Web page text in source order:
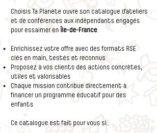
Choisis Ta Planète ouvre son catalogue d’ateliers
et de conférences aux indépendants engagés
pour essaimer en Île-de-France.
Enrichissez votre offre avec des formats RSE
clés en main, testés et reconnus
Proposez à vos clients des actions concrètes,
utiles et valorisables
Chaque mission contribue directement à
financer un programme éducatif pour des
enfants
Ce catalogue est fait pour vous si…